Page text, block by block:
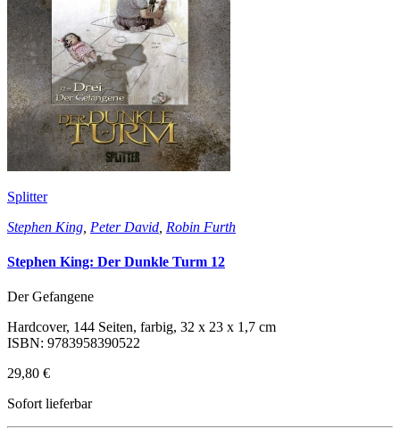
Splitter
Stephen King Peter David Robin Furth
Stephen King: Der Dunkle Turm 12
Der Gefangene
Hardcover, 144 Seiten, farbig, 32 x 23 x 1,7 cm
ISBN: 9783958390522
29,80 €
Sofort lieferbar